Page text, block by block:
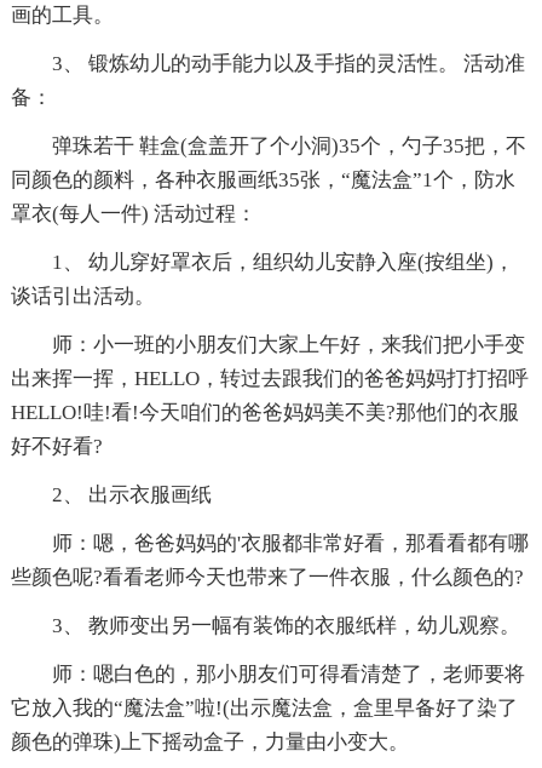
画的工具。
3、 锻炼幼儿的动手能力以及手指的灵活性。 活动准
备：
弹珠若干 鞋盒(盒盖开了个小洞)35个，勺子35把，不
同颜色的颜料，各种衣服画纸35张，“魔法盒”1个，防水
罩衣(每人一件) 活动过程：
1、 幼儿穿好罩衣后，组织幼儿安静入座(按组坐)，
谈话引出活动。
师：小一班的小朋友们大家上午好，来我们把小手变
出来挥一挥，HELLO，转过去跟我们的爸爸妈妈打打招呼
HELLO!哇!看!今天咱们的爸爸妈妈美不美?那他们的衣服
好不好看?
2、 出示衣服画纸
师：嗯，爸爸妈妈的'衣服都非常好看，那看看都有哪
些颜色呢?看看老师今天也带来了一件衣服，什么颜色的?
3、 教师变出另一幅有装饰的衣服纸样，幼儿观察。
师：嗯白色的，那小朋友们可得看清楚了，老师要将
它放入我的“魔法盒”啦!(出示魔法盒，盒里早备好了染了
颜色的弹珠)上下摇动盒子，力量由小变大。